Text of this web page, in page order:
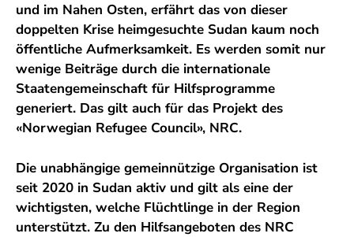
und im Nahen Osten, erfährt das von dieser
doppelten Krise heimgesuchte Sudan kaum noch
öffentliche Aufmerksamkeit. Es werden somit nur
wenige Beiträge durch die internationale
Staatengemeinschaft für Hilfsprogramme
generiert. Das gilt auch für das Projekt des
«Norwegian Refugee Council», NRC.
Die unabhängige gemeinnützige Organisation ist
seit 2020 in Sudan aktiv und gilt als eine der
wichtigsten, welche Flüchtlinge in der Region
unterstützt. Zu den Hilfsangeboten des NRC